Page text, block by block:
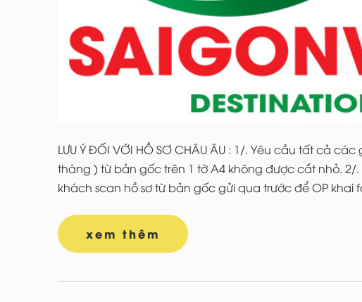
LƯU Ý ĐỐI VỚI HỒ SƠ CHÂU ÂU : 1/. Yêu cầu tất cả
tháng ) từ bản gốc trên 1 tờ A4 không được cắt nhỏ.
khách scan hồ sơ từ bản gốc gửi qua trước để OP khai
xem thêm